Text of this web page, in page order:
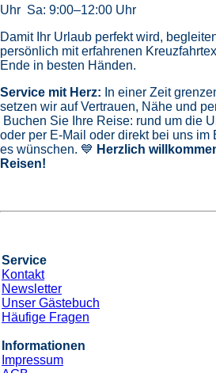
Uhr Sa: 9:00–12:00 Uhr
Damit Ihr Urlaub perfekt wird,
persönlich mit erfahrenen
Ende in besten Händen.
Service mit Herz: In einer Zeit
setzen wir auf Vertrauen, Nähe und
Buchen Sie Ihre Reise: rund um die
oder per E-Mail oder direkt bei uns im
es wünschen. 💙 Herzlich
Reisen!
Service
Kontakt
Newsletter
Unser Gästebuch
Häufige Fragen
Informationen
Impressum